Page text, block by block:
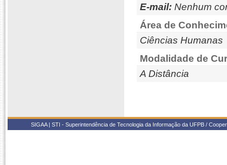
E-mail: Nenhum
Área de
Ciências Humanas
Modalidade de
A Distância
SIGAA | STI - Superintendência de Tecnologia da Informação da UFPB /